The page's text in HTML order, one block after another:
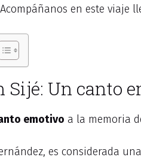
en este viaje
Sijé: Un canto
emotivo a la memoria
es considerada